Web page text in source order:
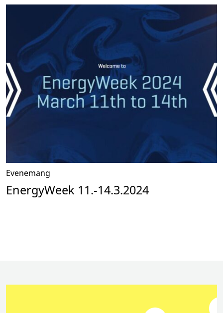
Evenemang
EnergyWeek 11.-14.3.2024